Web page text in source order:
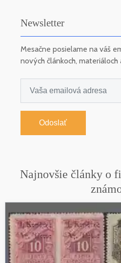
Newsletter
Mesačne posielame na váš
nových článkoch,
Odoslať
Najnovšie články o